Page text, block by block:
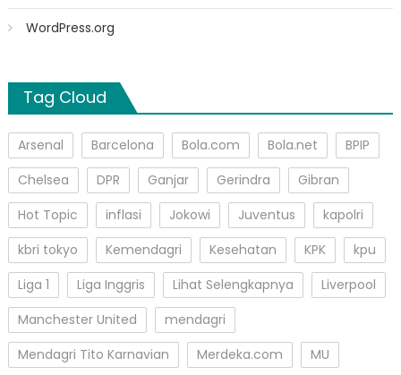
WordPress.org
Tag Cloud
Arsenal Barcelona Bola.com Bola.net
BPIP
Chelsea
DPR Ganjar Gerindra
Gibran
Hot Topic
inflasi Jokowi Juventus
kapolri
kbri tokyo
Kemendagri Kesehatan KPK
kpu
Liga 1
Liga Inggris Lihat Selengkapnya
Liverpool
Manchester United
mendagri
Mendagri Tito Karnavian
Merdeka.com
MU